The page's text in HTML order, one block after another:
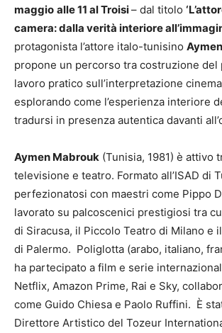
maggio alle 11 al Troisi– dal titolo
camera: dalla verità interiore
protagonista l’attore italo-tunisino
propone un percorso tra costruzione del
lavoro pra­tico sull’interpretazione
esplorando come l’esperienza interiore
tradursi in presenza au­tentica davanti
Aymen Mabrouk (Tunisia, 1981) è attivo
televi­sione e teatro. Formato all’ISAD di
perfezionatosi con maestri come Pippo
lavorato su palcoscenici pre­stigiosi tra
di Siracusa, il Piccolo Teatro di Milano e
di Palermo. Poliglotta (arabo, italiano,
ha partecipato a film e serie
Netflix, Amazon Prime, Rai e Sky,
come Guido Chiesa e Paolo Ruffini. È
Direttore Artistico del Tozeur